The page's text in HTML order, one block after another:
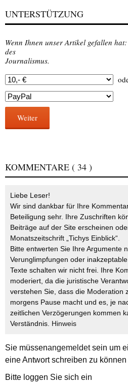
UNTERSTÜTZUNG
Wenn Ihnen unser Artikel gefallen
des
Journalismus.
Weiter
KOMMENTARE ( 34 )
Liebe Leser!
Wir sind dankbar für Ihre
Beteiligung sehr. Ihre Zuschriften
Beiträge auf der Site erscheinen
Monatszeitschrift „Tichys Einblick“.
Bitte entwerten Sie Ihre Argumente
Verunglimpfungen oder
Texte schalten wir nicht frei. Ihre
moderiert, da die juristische
verstehen Sie, dass die Moderation
morgens Pause macht und es, je
zeitlichen Verzögerungen kommen
Verständnis. Hinweis
Sie müssenangemeldetsein um
eine Antwort schreiben zu können
Bitte loggen Sie sich ein